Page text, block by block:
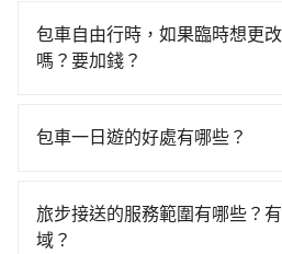
包車自由行時，如果臨時想更
嗎？要加錢？
旅步可能會根據行經的路線是否
我們會透過Email的方式向您說
心地享受旅步為您提供的服務。
包車一日遊的好處有哪些？
願和需要來安排行程，其次，包
體驗當地文化和風土人情，此外
旅步接送的服務範圍有哪些？
域？